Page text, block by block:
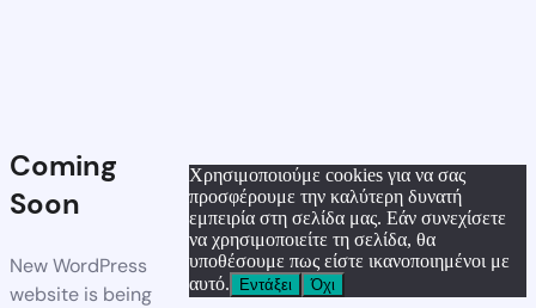
Coming
Soon
New WordPress
website is being
Χρησιμοποιούμε cookies για να σας
προσφέρουμε την καλύτερη δυνατή
εμπειρία στη σελίδα μας. Εάν συνεχίσετε
να χρησιμοποιείτε τη σελίδα, θα
υποθέσουμε πως είστε ικανοποιημένοι με
αυτό.
Εντάξει Όχι